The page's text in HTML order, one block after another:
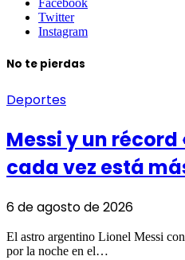
Facebook
Twitter
Instagram
No te pierdas
Deportes
Messi y un
cada vez está
6 de agosto de 2026
El astro argentino Lionel Messi
por la noche en el…